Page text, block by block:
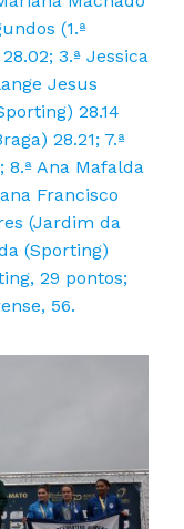
(1.ª
3.ª Jessica
Jesus
28.14
28.21; 7.ª
8.ª Ana Mafalda
Francisco
(Jardim da
(Sporting)
29 pontos;
56.